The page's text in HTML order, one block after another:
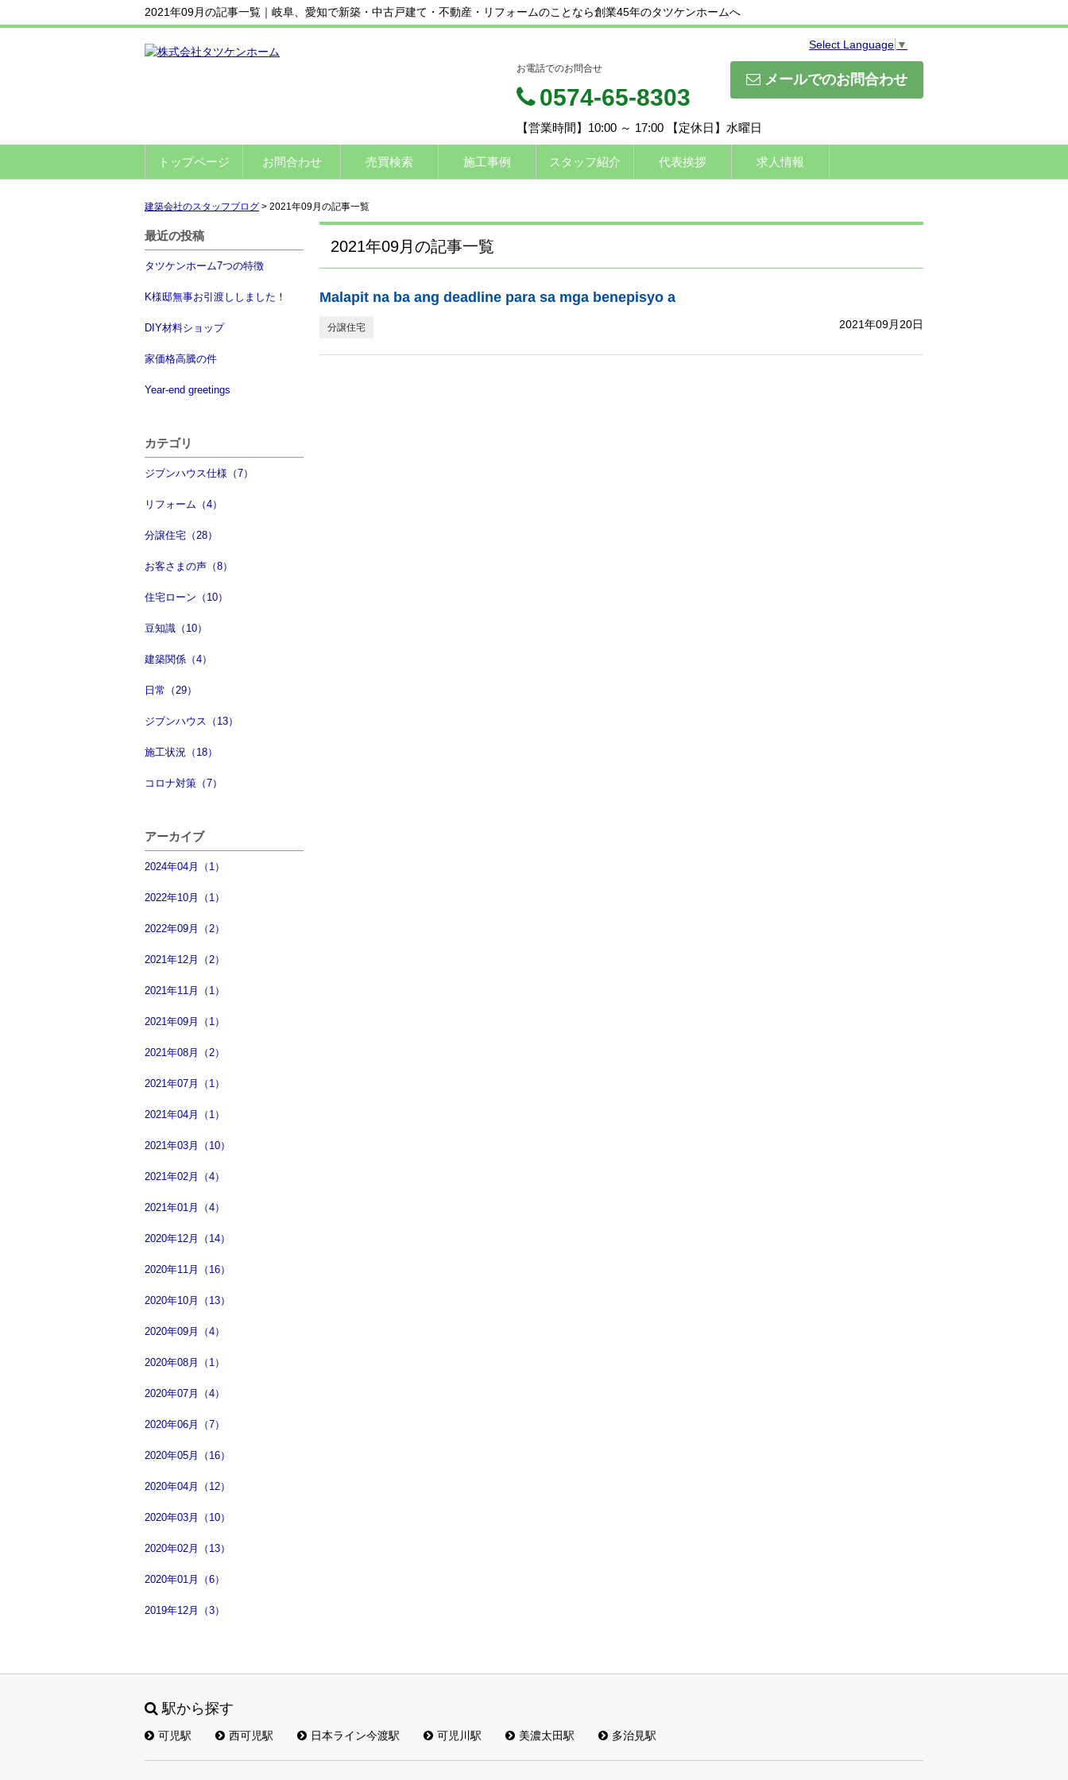
2021年09月の記事一覧｜岐阜、愛知で新築・中古戸建て・不動産・リフォームのことなら創業45年のタツケンホームへ
Select Language ▼
メールでのお問合わせ
お電話でのお問合せ
0574-65-8303
【営業時間】10:00 ～ 17:00 【定休日】水曜日
トップページ お問合わせ 売買検索 施工事例 スタッフ紹介 代表挨拶 求人情報
建築会社のスタッフブログ > 2021年09月の記事一覧
最近の投稿
タツケンホーム7つの特徴
K様邸無事お引渡ししました！
DIY材料ショップ
家価格高騰の件
Year-end greetings
カテゴリ
ジブンハウス仕様（7）
リフォーム（4）
分譲住宅（28）
お客さまの声（8）
住宅ローン（10）
豆知識（10）
建築関係（4）
日常（29）
ジブンハウス（13）
施工状況（18）
コロナ対策（7）
アーカイブ
2024年04月（1）
2022年10月（1）
2022年09月（2）
2021年12月（2）
2021年11月（1）
2021年09月（1）
2021年08月（2）
2021年07月（1）
2021年04月（1）
2021年03月（10）
2021年02月（4）
2021年01月（4）
2020年12月（14）
2020年11月（16）
2020年10月（13）
2020年09月（4）
2020年08月（1）
2020年07月（4）
2020年06月（7）
2020年05月（16）
2020年04月（12）
2020年03月（10）
2020年02月（13）
2020年01月（6）
2019年12月（3）
2021年09月の記事一覧
Malapit na ba ang deadline para sa mga benepisyo a
分譲住宅 2021年09月20日
駅から探す
可児駅 西可児駅 日本ライン今渡駅 可児川駅 美濃太田駅 多治見駅